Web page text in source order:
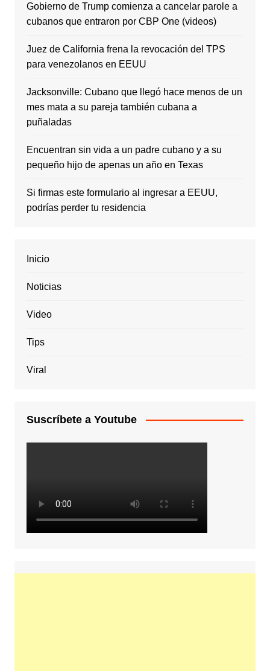
Gobierno de Trump comienza a cancelar parole a
cubanos que entraron por CBP One (videos)
Juez de California frena la revocación del TPS
para venezolanos en EEUU
Jacksonville: Cubano que llegó hace menos de un
mes mata a su pareja también cubana a
puñaladas
Encuentran sin vida a un padre cubano y a su
pequeño hijo de apenas un año en Texas
Si firmas este formulario al ingresar a EEUU,
podrías perder tu residencia
Inicio
Noticias
Video
Tips
Viral
Suscríbete a Youtube